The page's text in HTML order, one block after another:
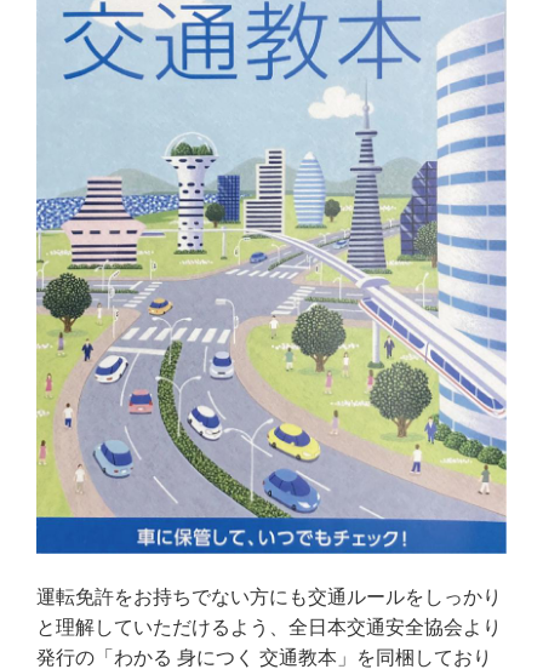
運転免許をお持ちでない方にも交通ルールをしっかり
と理解していただけるよう、全日本交通安全協会より
発行の「わかる 身につく 交通教本」を同梱しており